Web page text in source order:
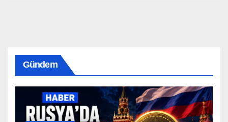
Gündem